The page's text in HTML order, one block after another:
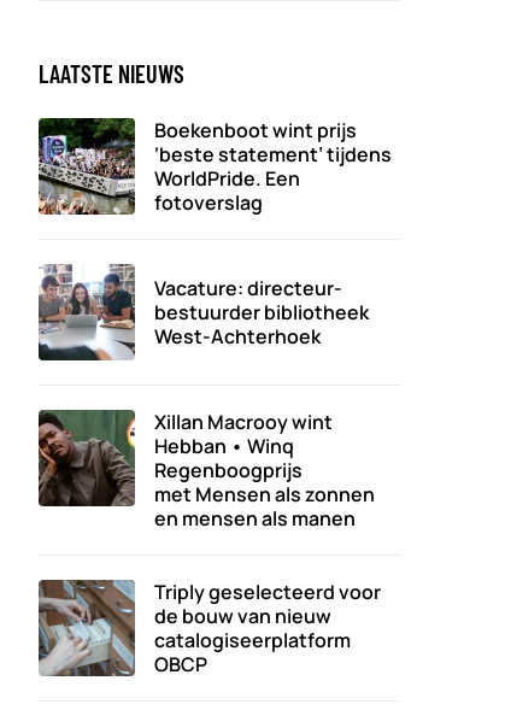
LAATSTE NIEUWS
Boekenboot wint prijs
‘beste statement’ tijdens
WorldPride. Een
fotoverslag
Vacature: directeur-
bestuurder bibliotheek
West-Achterhoek
Xillan Macrooy wint
Hebban • Winq
Regenboogprijs
met Mensen als zonnen
en mensen als manen
Triply geselecteerd voor
de bouw van nieuw
catalogiseerplatform
OBCP